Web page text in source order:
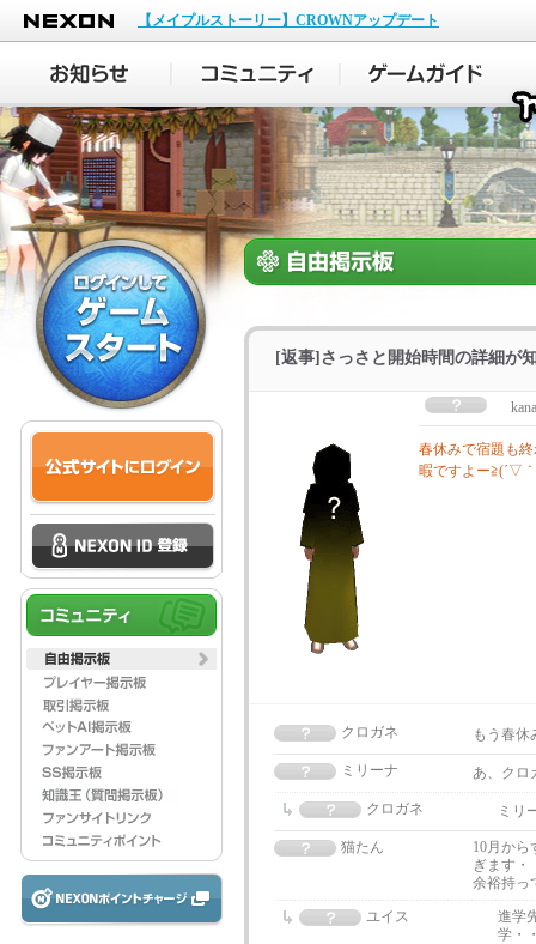
NEXON
【メイプルストーリー】CROWNアップデート
[返事]さっさと開始時間の詳細が
春休みで宿題も
暇ですよー≧(´▽
クロガネ もう春
ミリーナ あ、クロ
クロガネ ミリ
猫たん
10月か
ぎます・
余裕持っ
ユイス
進学
学・